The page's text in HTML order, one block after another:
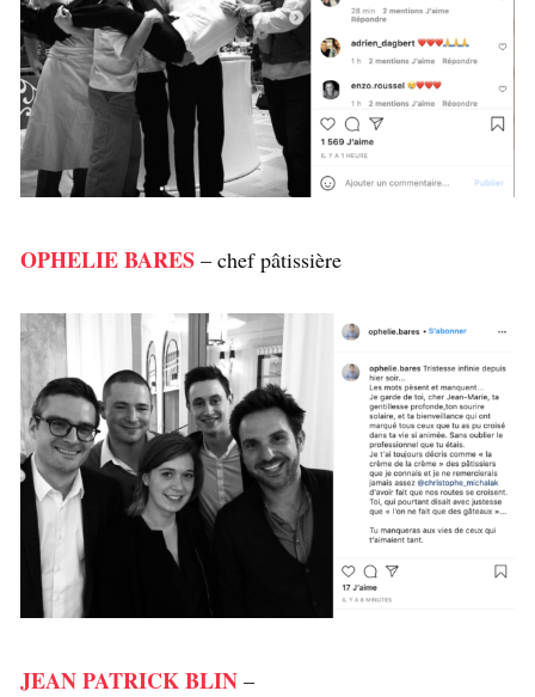
OPHELIE BARES – chef pâtissière
JEAN PATRICK BLIN –